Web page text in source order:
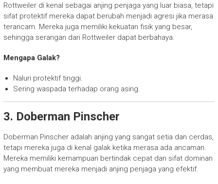
Rottweiler di kenal sebagai anjing penjaga yang luar biasa, tetapi
sifat protektif mereka dapat berubah menjadi agresi jika merasa
terancam. Mereka juga memiliki kekuatan fisik yang besar,
sehingga serangan dari Rottweiler dapat berbahaya.
Mengapa Galak?
Naluri protektif tinggi.
Sering waspada terhadap orang asing.
3. Doberman Pinscher
Doberman Pinscher adalah anjing yang sangat setia dan cerdas,
tetapi mereka juga di kenal galak ketika merasa ada ancaman.
Mereka memiliki kemampuan bertindak cepat dan sifat dominan
yang membuat mereka menjadi anjing penjaga yang efektif.